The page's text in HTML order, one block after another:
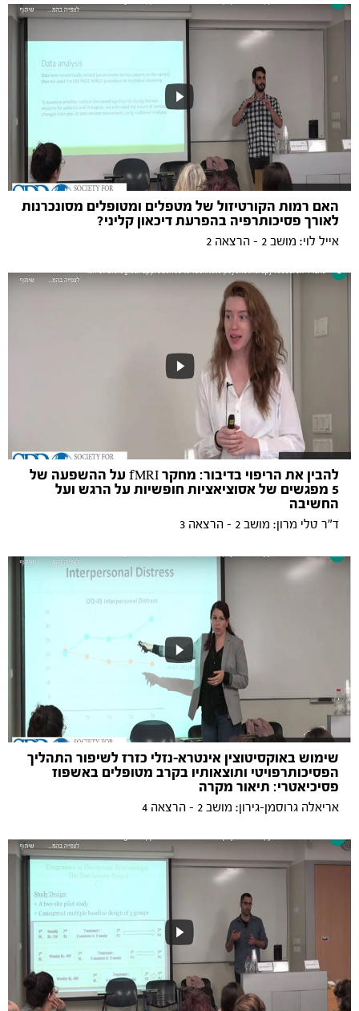
האם רמות הקורטיזול של מטפלים ומטופלים מסונכרנות
לאורך פסיכותרפיה בהפרעת דיכאון קליני?
אייל לוי: מושב 2 - הרצאה 2
להבין את הריפוי בדיבור: מחקר fMRI על ההשפעה של
5 מפגשים של אסוציאציות חופשיות על הרגש ועל
החשיבה
ד"ר טלי מרון: מושב 2 - הרצאה 3
שימוש באוקסיטוצין אינטרא-נזלי כזרז לשיפור התהליך
הפסיכותרפויטי ותוצאותיו בקרב מטופלים באשפוז
פסיכיאטרי: תיאור מקרה
אריאלה גרוסמן-גירון: מושב 2 - הרצאה 4